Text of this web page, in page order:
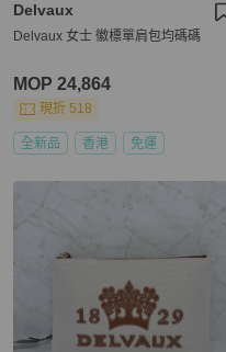
Delvaux
Delvaux 女士 徽標單肩包均碼碼
MOP 24,864
現折 518
全新品 香港 免運